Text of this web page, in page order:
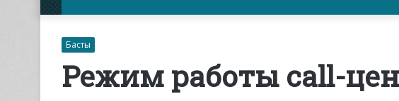
Басты
Режим работы call-